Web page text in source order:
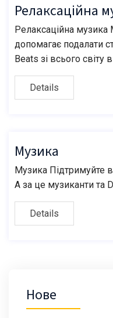
Релаксаційна
Релаксаційна музика
допомагає подалати
Beats зі всього
Details
Музика
Музика Підтримуйте
А за це музиканти та
Details
Нове